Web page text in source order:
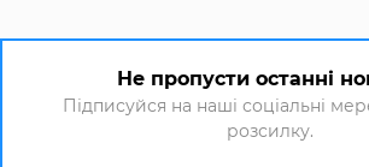
Не пропусти останні
Підписуйся на наші соціальні
розсилку.